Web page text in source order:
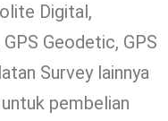
Digital,
Geodetic, GPS
Survey lainnya
pembelian